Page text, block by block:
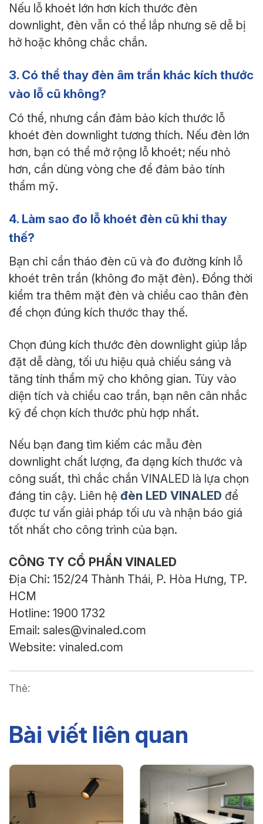
Nếu lỗ khoét lớn hơn kích thước đèn
downlight, đèn vẫn có thể lắp nhưng sẽ dễ bị
hở hoặc không chắc chắn.
3. Có thể thay đèn âm trần khác kích thước
vào lỗ cũ không?
Có thể, nhưng cần đảm bảo kích thước lỗ
khoét đèn downlight tương thích. Nếu đèn lớn
hơn, bạn có thể mở rộng lỗ khoét; nếu nhỏ
hơn, cần dùng vòng che để đảm bảo tính
thẩm mỹ.
4. Làm sao đo lỗ khoét đèn cũ khi thay
thế?
Bạn chỉ cần tháo đèn cũ và đo đường kính lỗ
khoét trên trần (không đo mặt đèn). Đồng thời
kiểm tra thêm mặt đèn và chiều cao thân đèn
để chọn đúng kích thước thay thế.
Chọn đúng kích thước đèn downlight giúp lắp
đặt dễ dàng, tối ưu hiệu quả chiếu sáng và
tăng tính thẩm mỹ cho không gian. Tùy vào
diện tích và chiều cao trần, bạn nên cân nhắc
kỹ để chọn kích thước phù hợp nhất.
Nếu bạn đang tìm kiếm các mẫu đèn
downlight chất lượng, đa dạng kích thước và
công suất, thì chắc chắn VINALED là lựa chọn
đáng tin cậy. Liên hệ đèn LED VINALED để
được tư vấn giải pháp tối ưu và nhận báo giá
tốt nhất cho công trình của bạn.
CÔNG TY CỔ PHẦN VINALED
Địa Chỉ: 152/24 Thành Thái, P. Hòa Hưng, TP.
HCM
Hotline: 1900 1732
Email: sales@vinaled.com
Website: vinaled.com
Thẻ:
Bài viết liên quan